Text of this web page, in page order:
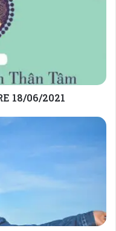
18/06/2021